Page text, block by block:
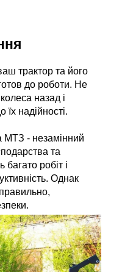
трактор та його
до роботи. Не
назад і
надійності.
МТЗ - незамінний
та
робіт і
Однак